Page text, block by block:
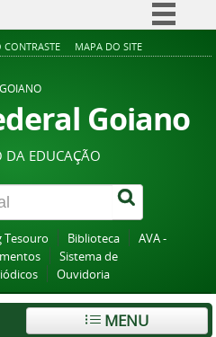
Simplifique!
Acesso à informação
Legislação
Canais
CONTRASTE MAPA DO SITE
Goiano
DA EDUCAÇÃO
Tesouro Biblioteca
AVA -
Sistema de
Ouvidoria
MENU